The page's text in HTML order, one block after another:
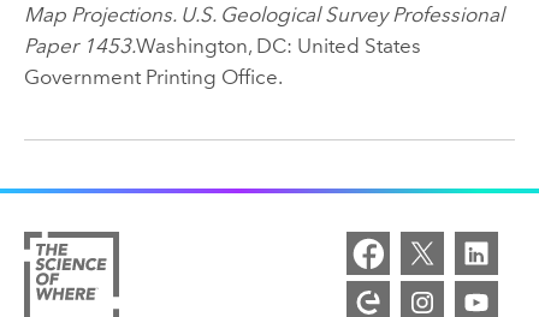
Map Projections. U.S. Geological Survey Professional
Paper 1453.Washington, DC: United States
Government Printing Office.